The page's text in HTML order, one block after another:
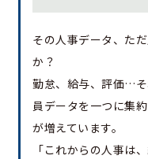
その人事データ、た
か？
勤怠、給与、評価…
員データを一つに集
が増えています。
「これからの人事は